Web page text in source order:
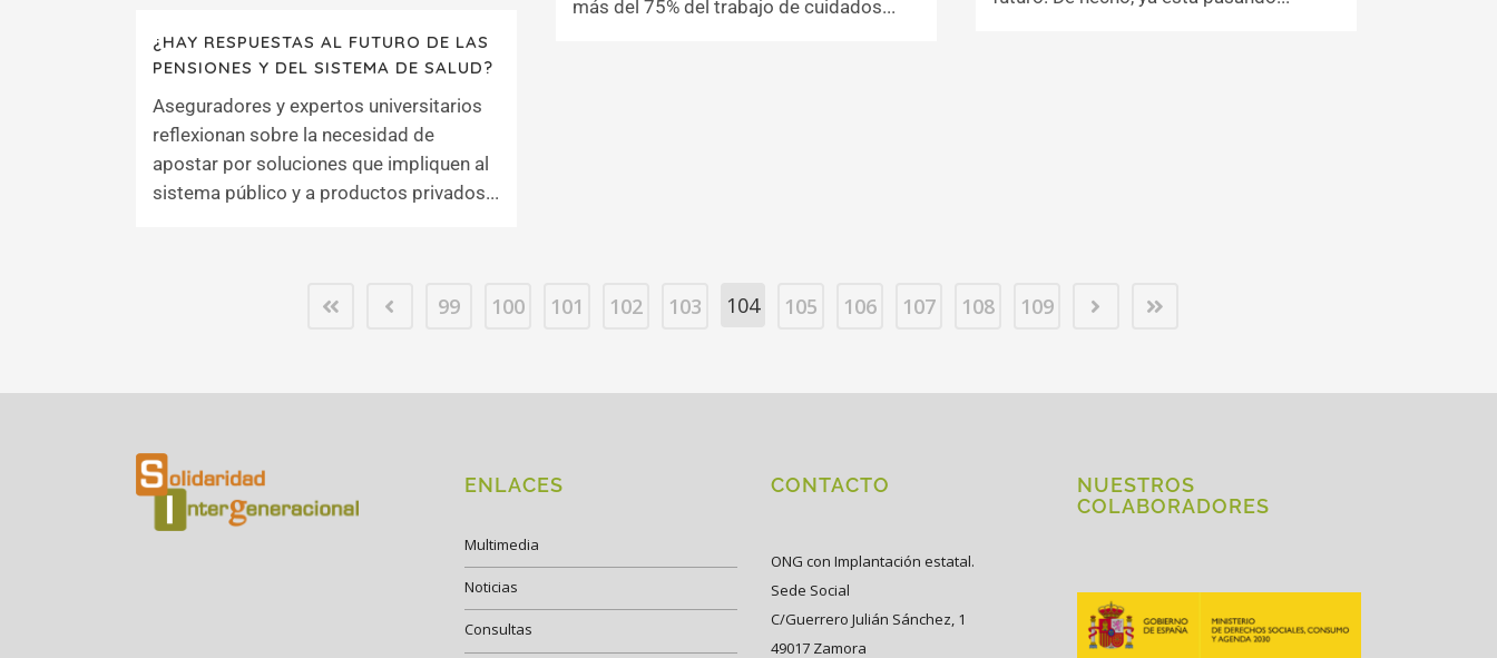
más del 75% del trabajo de cuidados...
¿HAY RESPUESTAS AL FUTURO DE LAS
PENSIONES Y DEL SISTEMA DE SALUD?
Aseguradores y expertos universitarios
reflexionan sobre la necesidad de
apostar por soluciones que impliquen al
sistema público y a productos privados...
99 100 101 102 103 104 105 106 107 108 109
ENLACES
Multimedia
Noticias
Consultas
CONTACTO
ONG con Implantación estatal.
Sede Social
C/Guerrero Julián Sánchez, 1
49017 Zamora
NUESTROS
COLABORADORES